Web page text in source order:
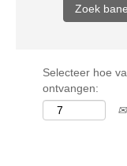
Selecteer hoe
ontvangen: